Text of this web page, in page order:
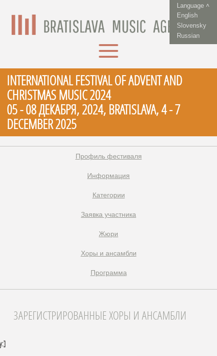
Language ˄
English
Slovensky
Russian
INTERNATIONAL FESTIVAL OF ADVENT AND
CHRISTMAS MUSIC 2024
05 - 08 ДЕКАБРЯ, 2024, BRATISLAVA, 4 - 7
DECEMBER 2025
Профиль фестиваля
Информация
Категории
Заявка участника
Жюри
Xоры и ансамбли
Программа
ЗАРЕГИСТРИРОВАННЫЕ ХОРЫ И АНСАМБЛИ